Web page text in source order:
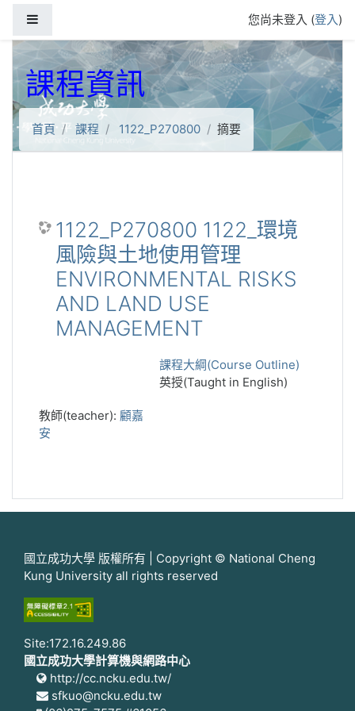
您尚未登入 (登入)
課程資訊
首頁 課程 1122_P270800 摘要
1122_P270800 1122_環境
風險與土地使用管理
ENVIRONMENTAL RISKS
AND LAND USE
MANAGEMENT
課程大綱(Course Outline)
英授(Taught in English)
教師(teacher): 顧嘉
安
國立成功大學 版權所有 | Copyright © National Cheng
Kung University all rights reserved
Site:172.16.249.86
國立成功大學計算機與網路中心
http://cc.ncku.edu.tw/
sfkuo@ncku.edu.tw